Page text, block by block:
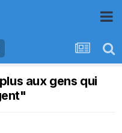
aux gens qui